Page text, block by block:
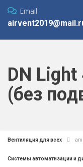
Email
DN
(без
Вентиляция для всех
Системы автоматизации и